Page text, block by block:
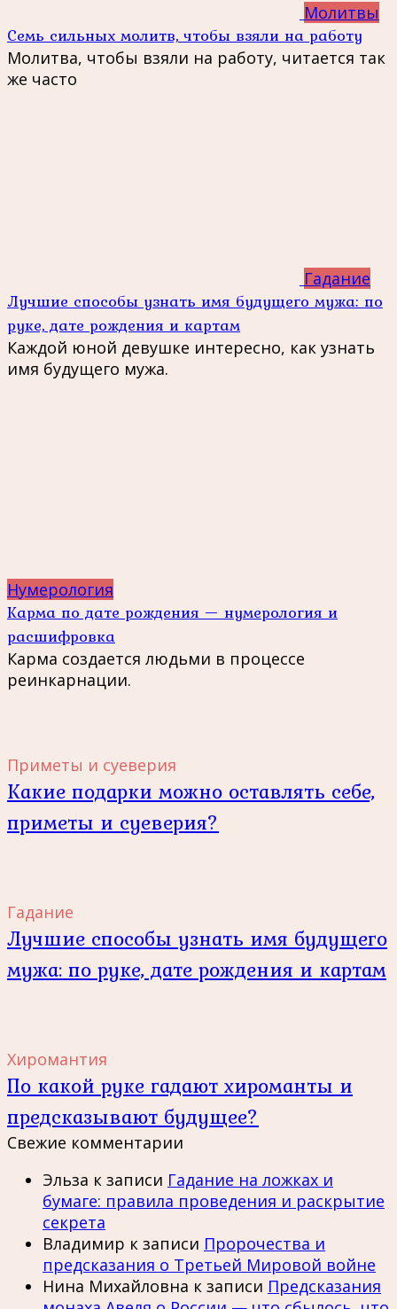
Молитвы
Семь сильных молитв, чтобы взяли на работу
Молитва, чтобы взяли на работу, читается так
же часто
Гадание
Лучшие способы узнать имя будущего мужа: по
руке, дате рождения и картам
Каждой юной девушке интересно, как узнать
имя будущего мужа.
Нумерология
Карма по дате рождения — нумерология и
расшифровка
Карма создается людьми в процессе
реинкарнации.
Приметы и суеверия
Какие подарки можно оставлять себе,
приметы и суеверия?
Гадание
Лучшие способы узнать имя будущего
мужа: по руке, дате рождения и картам
Хиромантия
По какой руке гадают хироманты и
предсказывают будущее?
Свежие комментарии
Эльза к записи Гадание на ложках и
бумаге: правила проведения и раскрытие
секрета
Владимир к записи Пророчества и
предсказания о Третьей Мировой войне
Нина Михайловна к записи Предсказания